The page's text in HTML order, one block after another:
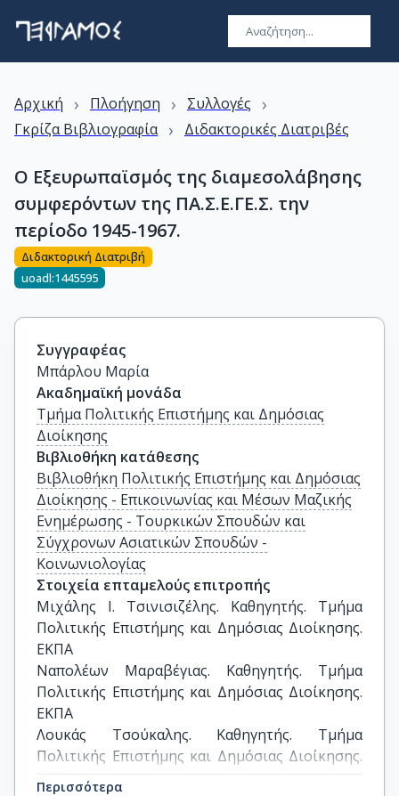
Αρχική › Πλοήγηση › Συλλογές ›
Γκρίζα Βιβλιογραφία › Διδακτορικές Διατριβές
Ο Εξευρωπαϊσμός της διαμεσολάβησης
συμφερόντων της ΠΑ.Σ.Ε.ΓΕ.Σ. την
περίοδο 1945-1967.
Διδακτορική Διατριβή
uoadl:1445595
Συγγραφέας
Μπάρλου Μαρία
Ακαδημαϊκή μονάδα
Τμήμα Πολιτικής Επιστήμης και Δημόσιας
Διοίκησης
Βιβλιοθήκη κατάθεσης
Βιβλιοθήκη Πολιτικής Επιστήμης και Δημόσιας
Διοίκησης - Επικοινωνίας και Μέσων Μαζικής
Ενημέρωσης - Τουρκικών Σπουδών και
Σύγχρονων Ασιατικών Σπουδών -
Κοινωνιολογίας
Στοιχεία επταμελούς επιτροπής
Μιχάλης Ι. Τσινισιζέλης. Καθηγητής. Τμήμα
Πολιτικής Επιστήμης και Δημόσιας Διοίκησης.
ΕΚΠΑ
Ναπολέων Μαραβέγιας. Καθηγητής. Τμήμα
Πολιτικής Επιστήμης και Δημόσιας Διοίκησης.
ΕΚΠΑ
Λουκάς Τσούκαλης. Καθηγητής. Τμήμα
Πολιτικής Επιστήμης και Δημόσιας Διοίκησης.
Περισσότερα